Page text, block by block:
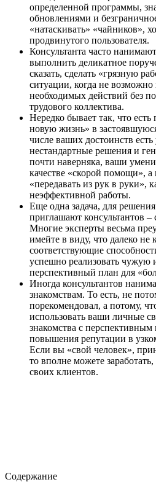
определенной программы,
обновлениями и
«натаскивать» «чайников»,
продвинутого пользователя.
Консультанта часто
выполнить деликатное
сказать, сделать «грязную
ситуации, когда не
необходимых действий без
трудового коллектива.
Нередко бывает так, что есть
новую жизнь» в
числе ваших достоинств
нестандартные решения и
почти наверняка, ваши
качестве «скорой помощи», а
«передавать из рук в руки»,
неэффективной работы.
Еще одна задача, для
приглашают консультантов –
Многие эксперты весьма
имейте в виду, что далеко
соответствующие
успешно реализовать чужую
перспективный план для
Иногда консультантов
знакомствам. То есть, не
порекомендовал, а потому,
использовать ваши личные
знакомства с
повышения репутации в
Если вы «свой человек»,
то вполне можете
своих клиентов.
Содержание